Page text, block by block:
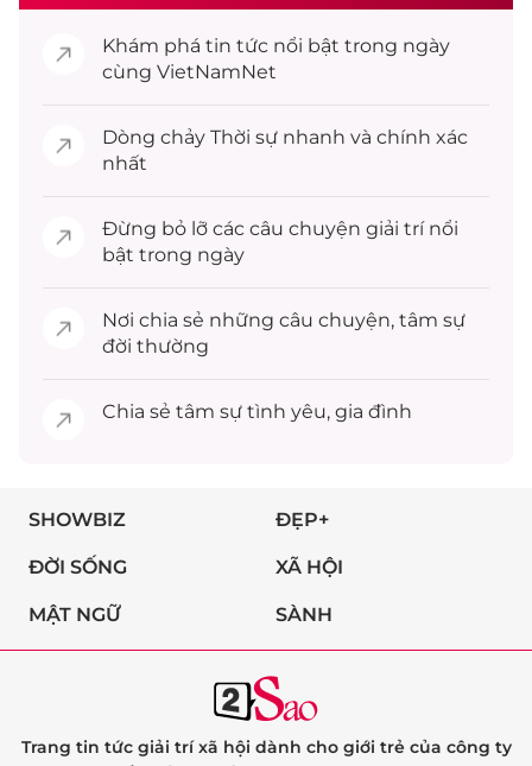
Khám phá tin tức nổi bật trong ngày
cùng VietNamNet
Dòng chảy Thời sự nhanh và chính xác
nhất
Đừng bỏ lỡ các câu chuyện giải trínổi
bật trong ngày
Nơi chia sẻ những câu chuyện, tâm sự
đời thường
Chia sẻ tâm sự tình yêu, gia đình
SHOWBIZ ĐẸP+
ĐỜI SỐNG XÃ HỘI
MẬT NGỮ SÀNH
Trang tin tức giải trí xã hội dành cho giới trẻ của công ty